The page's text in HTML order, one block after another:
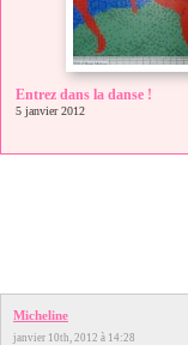
Entrez dans la danse !
5 janvier 2012
Micheline
janvier 10th, 2012 à 14:28